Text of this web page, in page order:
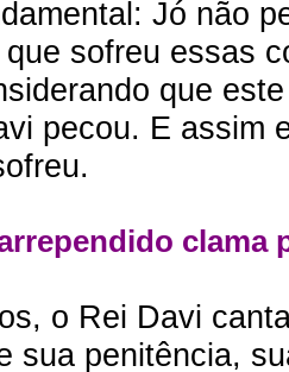
Jó não
sofreu essas
que
pecou. E assim
clama
o Rei Davi
sua penitência,